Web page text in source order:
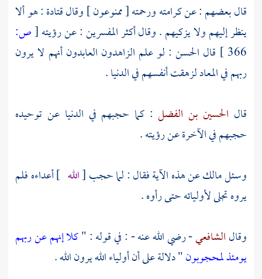
قال بعضهم : عن كرامته ورحمته [ ممنوعون ] وقالقتادة: هو ألا
ينظر إليهم ولا يزكيهم . وقال أكثر المفسرين : عن رؤيته[ص:
366 ] قال الحسن : لو علم الزاهدون العابدون أنهم لا يرون
ربهم في المعاد لزهقت أنفسهم في الدنيا .
قال الحسين بن الفضل : كما حجبهم في الدنيا عن توحيده
حجبهم في الآخرة عن رؤيته .
وسئلمالكعن هذه الآية فقال : لما حجب [الله ] أعداءه فلم
يروه تجلى لأوليائه حتى رأوه .
وقالالشافعي- رضي الله عنه - : في قوله : "كلا إنهم عن ربهم
يومئذ لمحجوبون" دلالة على أن أولياء الله يرون الله .